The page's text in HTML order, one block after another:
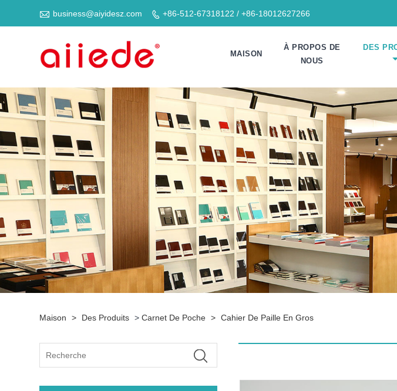
 business@aiyidesz.com  +86-512-67318122 / +86-18012627266
MAISON
À PROPOS DE
NOUS
DES
Maison > Des Produits >Carnet De Poche > Cahier De Paille En Gros